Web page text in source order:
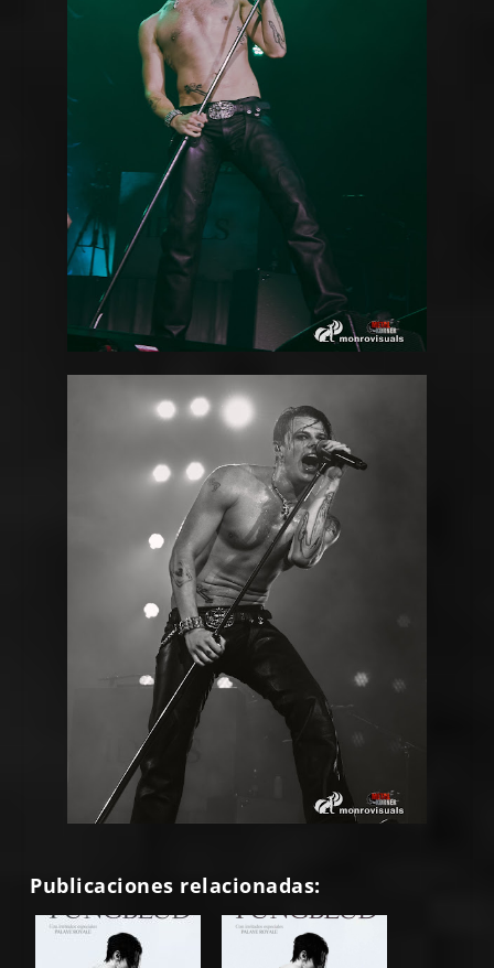
Publicaciones relacionadas: